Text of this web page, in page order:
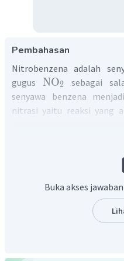
Pembahasan
Nitrobenzena adalah
gugus NO2
sebagai
senyawa benzena
nitrasi yaitu reaksi yang
sehingga
benzena dan HNO .
Jadi, jawaban yang benar
Buka akses